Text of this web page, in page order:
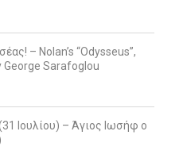
– Nolan’s “Odysseus”,
George Sarafoglou
Ιουλίου) – Άγιος Ιωσήφ ο